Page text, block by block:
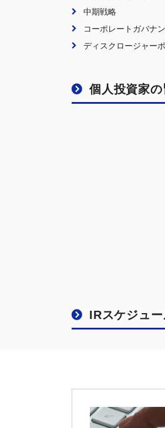
中期戦略
コーポレートガバナ
ディスクロージャー
個人投資家
IRスケジュ